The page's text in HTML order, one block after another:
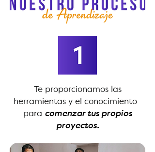
Te proporcionamos las
herramientas y el conocimiento
para comenzar tus propios
proyectos.